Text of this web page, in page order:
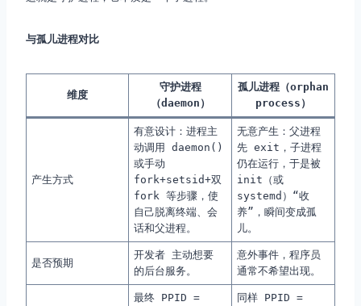
与孤儿进程对比
维度
守护进程
（daemon）
孤儿进程（orphan
process）
产生方式
有意设计：进程主
动调用daemon()
或手动
fork+setsid+双
fork 等步骤，使
自己脱离终端、会
话和父进程。
无意产生：父进程
先exit ，子进程
仍在运行，于是被
init（或
systemd）“收
养”，瞬间变成孤
儿。
是否预期
开发者 主动想要
的后台服务。
意外事件，程序员
通常不希望出现。
最终 PPID =
同样 PPID =